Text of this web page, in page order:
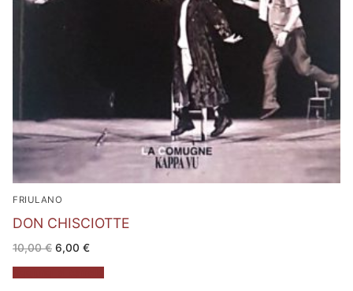
FRIULANO
DON CHISCIOTTE
10,00€ Il
prezzo
originale
era:
6,00 €Il
attuale
è: